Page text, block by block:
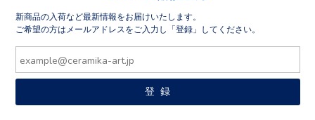
新商品の入荷など最新情報をお届けいたします。
ご希望の方はメールアドレスをご入力し「登録」してください。